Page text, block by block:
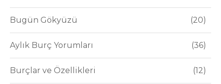
Bugün Gökyüzü 20
Aylık Burç Yorumları 36
Burçlar ve Özellikleri 12